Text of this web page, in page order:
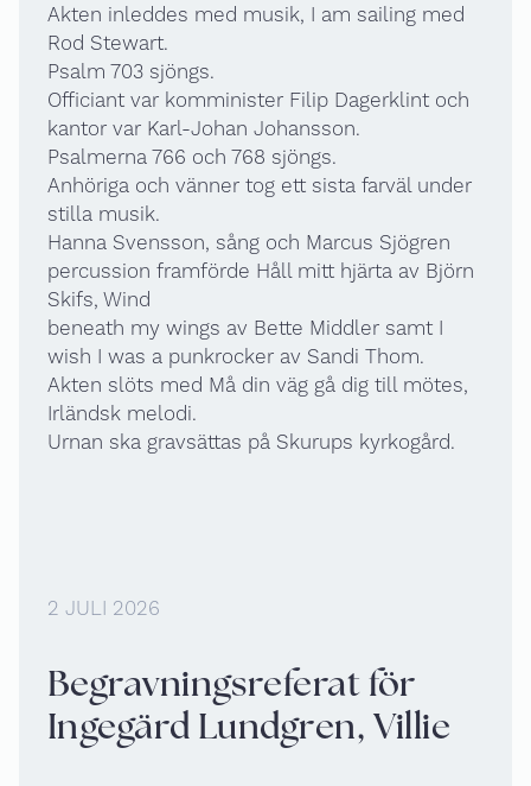
Akten inleddes med musik, I am sailing med
Rod Stewart.
Psalm 703 sjöngs.
Officiant var komminister Filip Dagerklint och
kantor var Karl-Johan Johansson.
Psalmerna 766 och 768 sjöngs.
Anhöriga och vänner tog ett sista farväl under
stilla musik.
Hanna Svensson, sång och Marcus Sjögren
percussion framförde Håll mitt hjärta av Björn
Skifs, Wind
beneath my wings av Bette Middler samt I
wish I was a punkrocker av Sandi Thom.
Akten slöts med Må din väg gå dig till mötes,
Irländsk melodi.
Urnan ska gravsättas på Skurups kyrkogård.
2 JULI 2026
Begravningsreferat för
Ingegärd Lundgren, Villie